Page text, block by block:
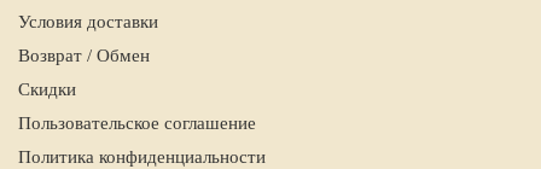
Условия доставки
Возврат / Обмен
Скидки
Пользовательское соглашение
Политика конфиденциальности